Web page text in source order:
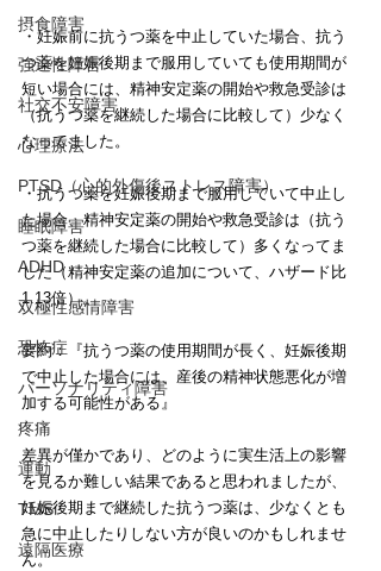
摂食障害
強迫性障害
社交不安障害
心理療法
PTSD（心的外傷後ストレス障害）
睡眠障害
ADHD
双極性感情障害
恐怖症
パーソナリティ障害
疼痛
運動
TMS
遠隔医療
・妊娠前に抗うつ薬を中止していた場合、抗う
つ薬を妊娠後期まで服用していても使用期間が
短い場合には、精神安定薬の開始や救急受診は
（抗うつ薬を継続した場合に比較して）少なく
なってました。
・抗うつ薬を妊娠後期まで服用していて中止し
た場合、精神安定薬の開始や救急受診は（抗う
つ薬を継続した場合に比較して）多くなってま
した（精神安定薬の追加について、ハザード比
1.13倍）。
要約：『抗うつ薬の使用期間が長く、妊娠後期
で中止した場合には、産後の精神状態悪化が増
加する可能性がある』
差異が僅かであり、どのように実生活上の影響
を見るか難しい結果であると思われましたが、
妊娠後期まで継続した抗うつ薬は、少なくとも
急に中止したりしない方が良いのかもしれませ
ん。